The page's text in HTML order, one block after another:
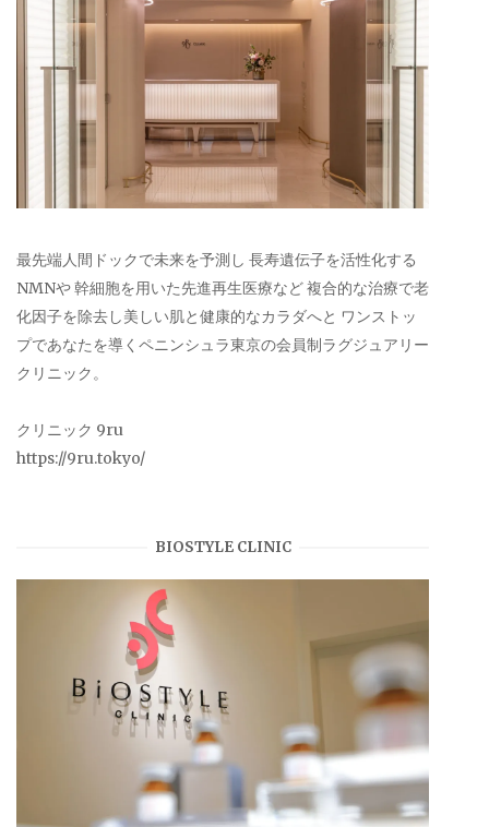
最先端人間ドックで未来を予測し 長寿遺伝子を活性化する
NMNや 幹細胞を用いた先進再生医療など 複合的な治療で老
化因子を除去し美しい肌と健康的なカラダへと ワンストッ
プであなたを導くペニンシュラ東京の会員制ラグジュアリー
クリニック。
クリニック 9ru
https://9ru.tokyo/
BIOSTYLE CLINIC